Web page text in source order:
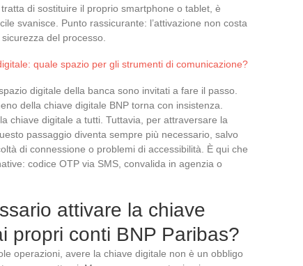
di sostituire il proprio smartphone o tablet, è
svanisce. Punto rassicurante: l’attivazione non costa
del processo.
quale spazio per gli strumenti di comunicazione?
digitale della banca sono invitati a fare il passo.
della chiave digitale BNP torna con insistenza.
chiave digitale a tutti. Tuttavia, per attraversare la
passaggio diventa sempre più necessario, salvo
di connessione o problemi di accessibilità. È qui che
codice OTP via SMS, convalida in agenzia o
attivare la chiave
propri conti BNP Paribas?
operazioni, avere la chiave digitale non è un obbligo